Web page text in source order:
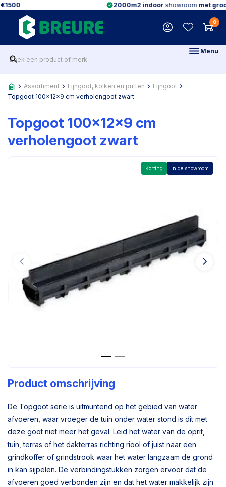
showroommet groot magazijn
0
Menu
Assortiment Lijngoot, kolken en putten
Lijngoot
Topgoot 100x12x9 cm verholengoot zwart
Topgoot 100x12x9 cm
verholengoot zwart
Korting In de showroom
Product omschrijving
De Topgoot serie is uitmuntend op het gebied van water
afvoeren, waar vroeger de tuin onder water stond is dit met
deze goot niet meer het geval. Leid het water van de oprit,
tuin, terras of het dakterras richting riool of juist naar een
grindkoffer of grindstrook waar het water langzaam de grond
in kan sijpelen. De verbindingstukken zorgen ervoor dat de
afvoeren goed verbonden zijn en dat het water makkelijk zijn